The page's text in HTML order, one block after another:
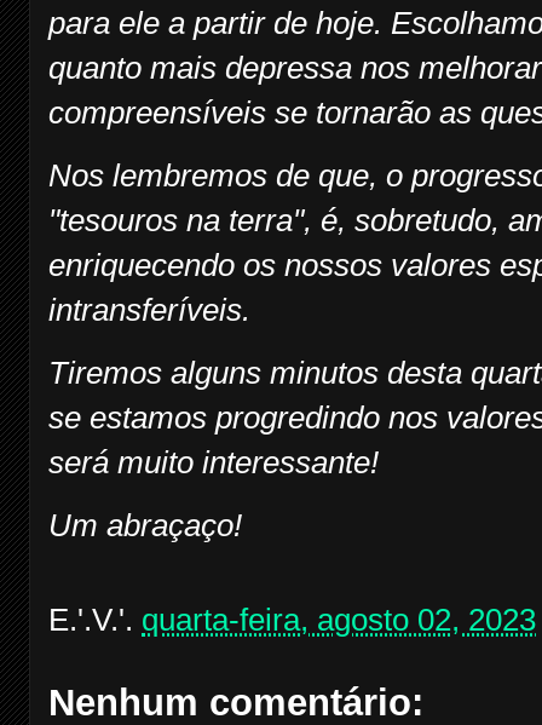
para ele a partir de hoje.
quanto mais depressa nos
compreensíveis se tornarão as
Nos lembremos de que, o
"tesouros na terra", é, sobretudo,
enriquecendo os nossos valores
intransferíveis.
Tiremos alguns minutos desta
se estamos progredindo nos
será muito interessante!
Um abraçaço!
E.'.V.'. quarta-feira, agosto 02, 2023
Nenhum comentário: